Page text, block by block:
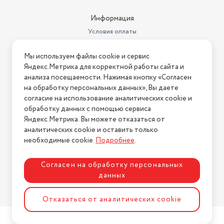
Рисунок
цветы и растения
Диаметр крышки
17.2
Для индукционных плит
да
Высота стенок
11.5
Особенности посуды
Крышка в комплекте
Объем кастрюли
2 л
Количество кастрюль в наборе 1
Номер декларации
соответствия
RU.РА01.В.38095/25
Информация
Условия оплаты
Условия возврата
Нашли ошибку на сайте? Напишите нам
2026 © Интернет-магазин "АстМаркет". У нас есть всё!
Политика конфиденциальности
Разработка сайтаASTDESIGN
Мы используем файлы cookie и сервис
Яндекс.Метрика для корректной работы сайта и
анализа посещаемости. Нажимая кнопку «Согласен
на обработку персональных данных», Вы даете
согласие на использование аналитических cookie и
обработку данных с помощью сервиса
Яндекс.Метрика. Вы можете отказаться от
аналитических cookie и оставить только
необходимые cookie.Подробнее.
Согласен на обработку персональных
данных
Отказаться от аналитических cookie